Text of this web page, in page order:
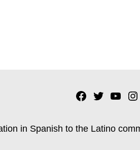
Facebook
Twitter
in Spanish to the Latino